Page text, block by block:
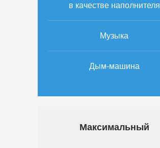
в качестве наполнителя
Музыка
Дым-машина
Максимальный